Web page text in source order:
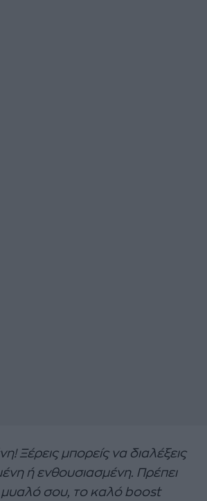
Ξέρεις μπορείς να διαλέξεις
ή ενθουσιασμένη. Πρέπει
μυαλό σου, το καλό boost